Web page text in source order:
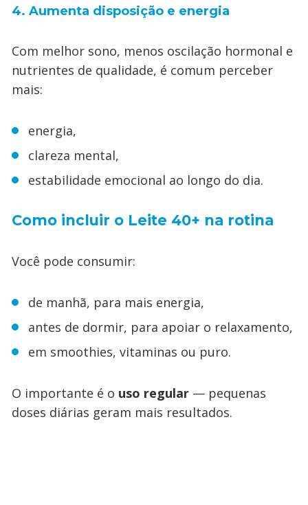
4. Aumenta disposição e energia
Com melhor sono, menos oscilação hormonal e
nutrientes de qualidade, é comum perceber
mais:
energia,
clareza mental,
estabilidade emocional ao longo do dia.
Como incluir o Leite 40+ na rotina
Você pode consumir:
de manhã, para mais energia,
antes de dormir, para apoiar o relaxamento,
em smoothies, vitaminas ou puro.
O importante é o uso regular — pequenas
doses diárias geram mais resultados.